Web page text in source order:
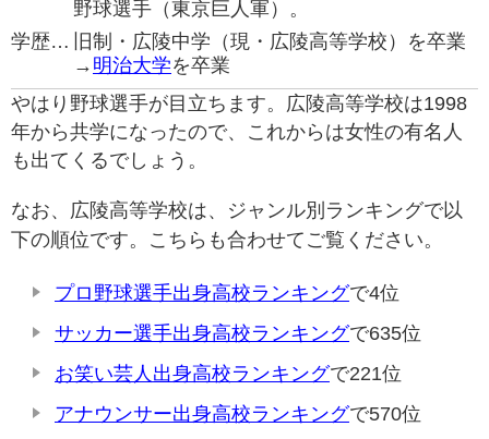
野球選手（東京巨人軍）。
学歴…
旧制・広陵中学（現・広陵高等学校）を卒業
→ 明治大学を卒業
やはり野球選手が目立ちます。広陵高等学校は1998
年から共学になったので、これからは女性の有名人
も出てくるでしょう。
なお、広陵高等学校は、ジャンル別ランキングで以
下の順位です。こちらも合わせてご覧ください。
プロ野球選手出身高校ランキングで4位
サッカー選手出身高校ランキングで635位
お笑い芸人出身高校ランキングで221位
アナウンサー出身高校ランキングで570位